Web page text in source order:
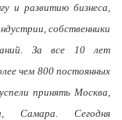
и развитию бизнеса,
собственники
За все 10 лет
чем 800 постоянных
принять Москва,
Самара. Сегодня